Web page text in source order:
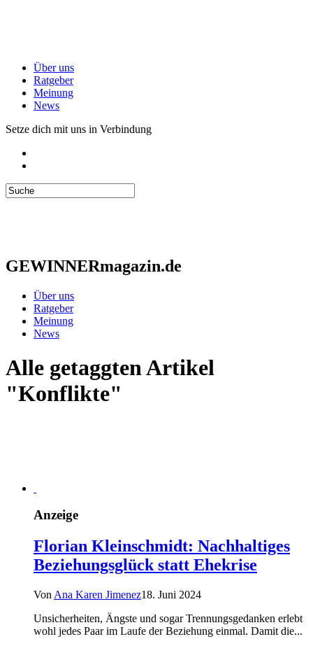
Über uns
Ratgeber
Meinung
News
Setze dich mit uns in Verbindung
GEWINNERmagazin.de
Über uns
Ratgeber
Meinung
News
Alle getaggten Artikel
"Konflikte"
Anzeige
Florian Kleinschmidt: Nachhaltiges
Beziehungsglück statt Ehekrise
Von Ana Karen Jimenez18. Juni 2024
Unsicherheiten, Ängste und sogar Trennungsgedanken erlebt
wohl jedes Paar im Laufe der Beziehung einmal. Damit die...